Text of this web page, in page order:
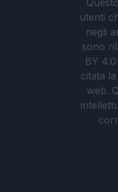
utenti
negli
sono
BY
citata
web.